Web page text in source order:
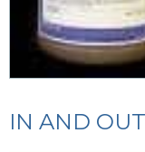
IN AND OUT